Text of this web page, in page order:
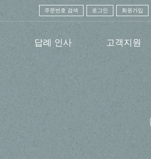
주문번호 검색 로그인 회원가입
답례 인사 고객지원